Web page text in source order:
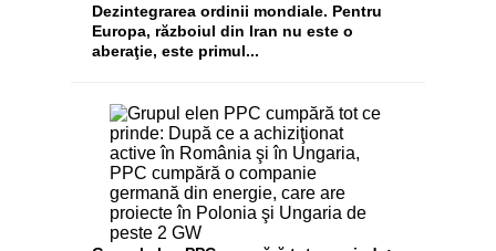
Dezintegrarea ordinii mondiale. Pentru
Europa, războiul din Iran nu este o
aberaţie, este primul...